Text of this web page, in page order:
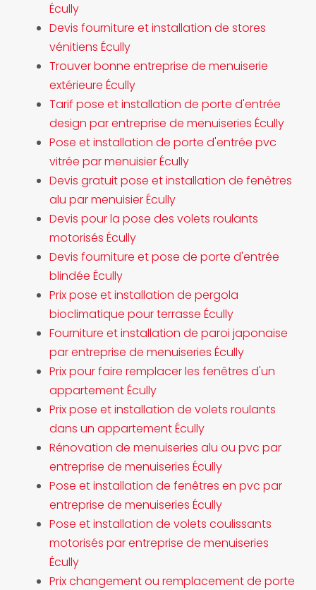
Écully
Devis fourniture et installation de stores
vénitiens Écully
Trouver bonne entreprise de menuiserie
extérieure Écully
Tarif pose et installation de porte d'entrée
design par entreprise de menuiseries Écully
Pose et installation de porte d'entrée pvc
vitrée par menuisier Écully
Devis gratuit pose et installation de fenêtres
alu par menuisier Écully
Devis pour la pose des volets roulants
motorisés Écully
Devis fourniture et pose de porte d'entrée
blindée Écully
Prix pose et installation de pergola
bioclimatique pour terrasse Écully
Fourniture et installation de paroi japonaise
par entreprise de menuiseries Écully
Prix pour faire remplacer les fenêtres d'un
appartement Écully
Prix pose et installation de volets roulants
dans un appartement Écully
Rénovation de menuiseries alu ou pvc par
entreprise de menuiseries Écully
Pose et installation de fenêtres en pvc par
entreprise de menuiseries Écully
Pose et installation de volets coulissants
motorisés par entreprise de menuiseries
Écully
Prix changement ou remplacement de porte